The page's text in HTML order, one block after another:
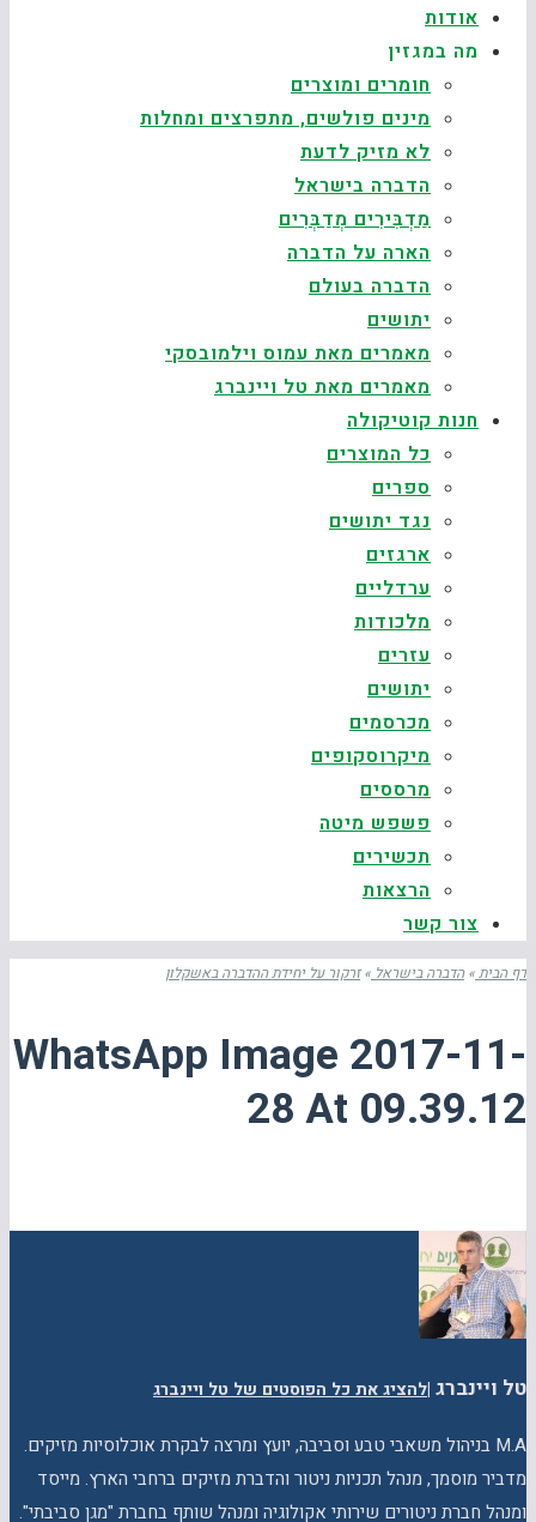
אודות
מה במגזין
חומרים ומוצרים
מינים פולשים, מתפרצים ומחלות
לא מזיק לדעת
הדברה בישראל
מַדְבִּירִים מְדַבְּרִים
הארה על הדברה
הדברה בעולם
יתושים
מאמרים מאת עמוס וילמובסקי
מאמרים מאת טל ויינברג
חנות קוטיקולה
כל המוצרים
ספרים
נגד יתושים
ארגזים
ערדליים
מלכודות
עזרים
יתושים
מכרסמים
מיקרוסקופים
מרססים
פשפש מיטה
תכשירים
הרצאות
צור קשר
דף הבית» הדברה בישראל » זרקור על יחידת ההדברה באשקלון
WhatsApp Image 2017-11-
28 At 09.39.12
טל ויינברג |להציג את כל הפוסטים של טל ויינברג
M.A בניהול משאבי טבע וסביבה, יועץ ומרצה לבקרת אוכלוסיות מזיקים.
מדביר מוסמך, מנהל תכניות ניטור והדברת מזיקים ברחבי הארץ. מייסד
ומנהל חברת ניטורים שירותי אקולוגיה ומנהל שותף בחברת "מגן סביבתי".